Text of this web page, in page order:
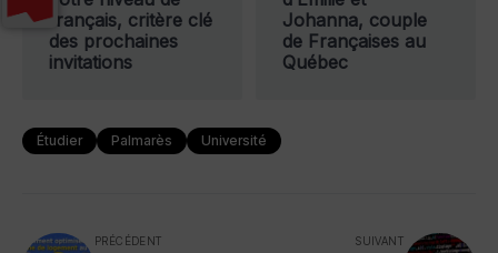
français, critère clé
des prochaines
invitations
Johanna, couple
de Françaises au
Québec
Étudier Palmarès Université
PRÉCÉDENT SUIVANT